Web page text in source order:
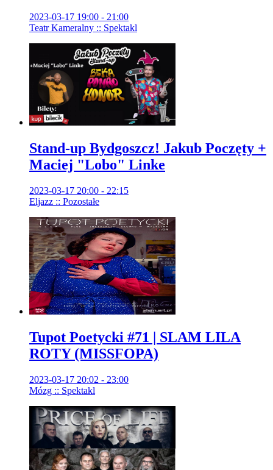
2023-03-17 19:00 - 21:00
Teatr Kameralny :: Spektakl
Stand-up Bydgoszcz! Jakub Poczęty +
Maciej "Lobo" Linke
2023-03-17 20:00 - 22:15
Eljazz :: Pozostałe
Tupot Poetycki #71 | SLAM LILA
ROTY (MISSFOPA)
2023-03-17 20:02 - 23:00
Mózg :: Spektakl